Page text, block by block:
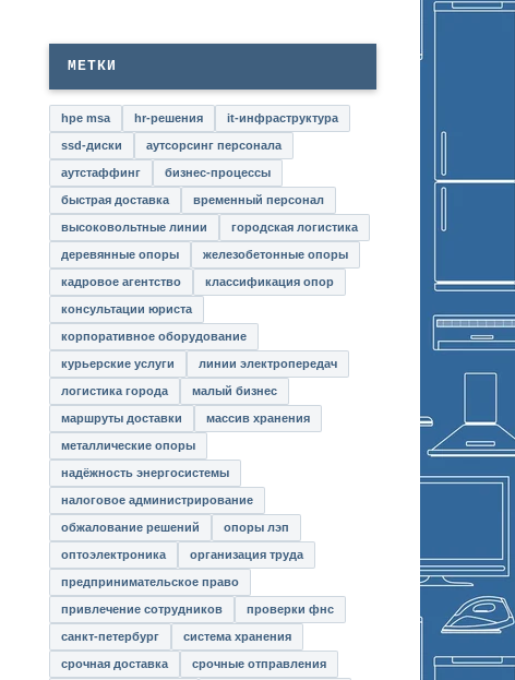
МЕТКИ
hpe msa hr-решения it-инфраструктура
ssd-диски аутсорсинг персонала
аутстаффинг бизнес-процессы
быстрая доставка временный персонал
высоковольтные линии городская логистика
деревянные опоры железобетонные опоры
кадровое агентство классификация опор
консультации юриста
корпоративное оборудование
курьерские услуги линии электропередач
логистика города малый бизнес
маршруты доставки массив хранения
металлические опоры
надёжность энергосистемы
налоговое администрирование
обжалование решений опоры лэп
оптоэлектроника организация труда
предпринимательское право
привлечение сотрудников проверки фнс
санкт-петербург система хранения
срочная доставка срочные отправления